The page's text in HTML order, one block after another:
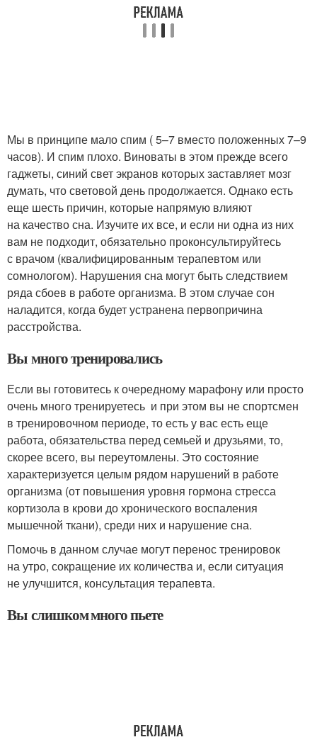
Мы в принципе мало спим ( 5–7 вместо положенных 7–9
часов). И спим плохо. Виноваты в этом прежде всего
гаджеты, синий свет экранов которых заставляет мозг
думать, что световой день продолжается. Однако есть
еще шесть причин, которые напрямую влияют
на качество сна. Изучите их все, и если ни одна из них
вам не подходит, обязательно проконсультируйтесь
с врачом (квалифицированным терапевтом или
сомнологом). Нарушения сна могут быть следствием
ряда сбоев в работе организма. В этом случае сон
наладится, когда будет устранена первопричина
расстройства.
Вы много тренировались
Если вы готовитесь к очередному марафону или просто
очень много тренируетесь и при этом вы не спортсмен
в тренировочном периоде, то есть у вас есть еще
работа, обязательства перед семьей и друзьями, то,
скорее всего, вы переутомлены. Это состояние
характеризуется целым рядом нарушений в работе
организма (от повышения уровня гормона стресса
кортизола в крови до хронического воспаления
мышечной ткани), среди них и нарушение сна.
Помочь в данном случае могут перенос тренировок
на утро, сокращение их количества и, если ситуация
не улучшится, консультация терапевта.
Вы слишком много пьете